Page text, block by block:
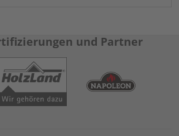
und Partner